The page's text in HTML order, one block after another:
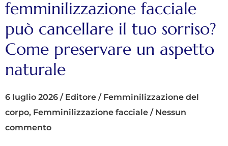
femminilizzazione facciale
può cancellare il tuo sorriso?
Come preservare un aspetto
naturale
6 luglio 2026 / Editore / Femminilizzazione del
corpo, Femminilizzazione facciale / Nessun
commento